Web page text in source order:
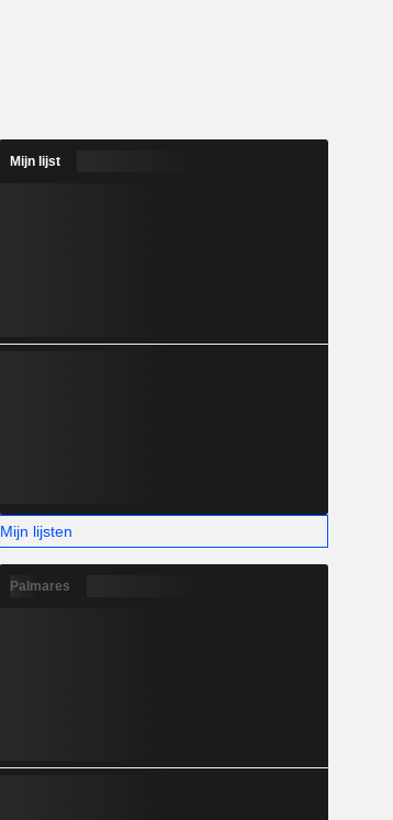
Mijn lijst
Mijn lijsten
Palmares